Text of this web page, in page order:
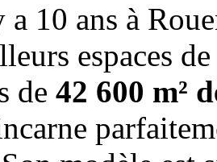
10 ans à
espaces
de 42 600 m²